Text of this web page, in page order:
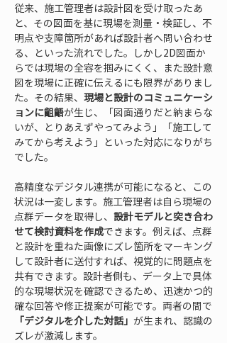
従来、施工管理者は設計図を受け取ったあ
と、その図面を基に現場を測量・検証し、不
明点や支障箇所があれば設計者へ問い合わせ
る、といった流れでした。しかし2D図面か
らでは現場の全容を掴みにくく、また設計意
図を現場に正確に伝えるにも限界がありまし
た。その結果、 現場と設計のコミュニケーシ
ョンに齟齬が生じ、「図面通りだと納まらな
いが、とりあえずやってみよう」「施工して
みてから考えよう」といった対応になりがち
でした。
高精度なデジタル連携が可能になると、この
状況は一変します。施工管理者は自ら現場の
点群データを取得し、 設計モデルと突き合わ
せて検討資料を作成できます。例えば、点群
と設計を重ねた画像にズレ箇所をマーキング
して設計者に送付すれば、視覚的に問題点を
共有できます。設計者側も、データ上で具体
的な現場状況を確認できるため、迅速かつ的
確な回答や修正提案が可能です。両者の間で
「デジタルを介した対話」 が生まれ、認識の
ズレが激減します。